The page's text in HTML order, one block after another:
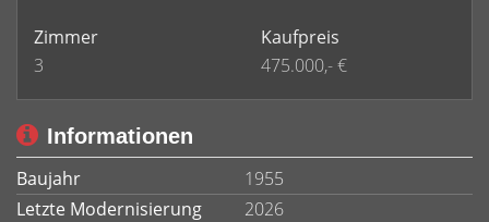
Zimmer
3
Kaufpreis
475.000,- €
Informationen
Baujahr
1955
Letzte Modernisierung
2026